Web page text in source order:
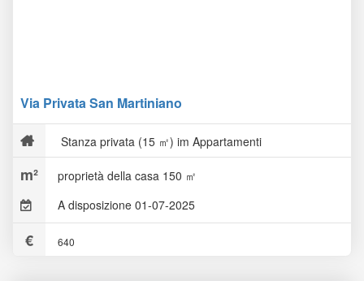
Via Privata San Martiniano
Stanza privata (15 ㎡) im Appartamenti
proprietà della casa 150 ㎡
A disposizione 01-07-2025
640